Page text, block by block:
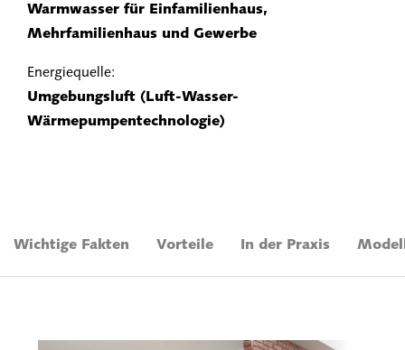
Warmwasser für Einfamilienhaus,
Mehrfamilienhaus und Gewerbe
Energiequelle:
Umgebungsluft (Luft-Wasser-
Wärmepumpentechnologie)
Wichtige Fakten Vorteile In der Praxis